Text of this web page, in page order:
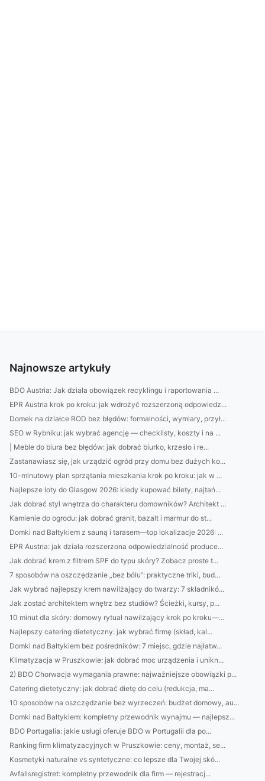
Najnowsze artykuły
BDO Austria: Jak działa obowiązek recyklingu i raportowania ...
EPR Austria krok po kroku: jak wdrożyć rozszerzoną odpowiedz...
Domek na działce ROD bez błędów: formalności, wymiary, przył...
SEO w Rybniku: jak wybrać agencję — checklisty, koszty i na ...
| Meble do biura bez błędów: jak dobrać biurko, krzesło i re...
Zastanawiasz się, jak urządzić ogród przy domu bez dużych ko...
10-minutowy plan sprzątania mieszkania krok po kroku: jak w ...
Najlepsze loty do Glasgow 2026: kiedy kupować bilety, najtań...
Jak dobrać styl wnętrza do charakteru domowników? Architekt ...
Kamienie do ogrodu: jak dobrać granit, bazalt i marmur do st...
Domki nad Bałtykiem z sauną i tarasem—top lokalizacje 2026: ...
EPR Austria: jak działa rozszerzona odpowiedzialność produce...
Jak dobrać krem z filtrem SPF do typu skóry? Zobacz proste t...
7 sposobów na oszczędzanie „bez bólu”: praktyczne triki, bud...
Jak wybrać najlepszy krem nawilżający do twarzy: 7 składnikó...
Jak zostać architektem wnętrz bez studiów? Ścieżki, kursy, p...
10 minut dla skóry: domowy rytuał nawilżający krok po kroku—...
Najlepszy catering dietetyczny: jak wybrać firmę (skład, kal...
Domki nad Bałtykiem bez pośredników: 7 miejsc, gdzie najłatw...
Klimatyzacja w Pruszkowie: jak dobrać moc urządzenia i unikn...
2) BDO Chorwacja wymagania prawne: najważniejsze obowiązki p...
Catering dietetyczny: jak dobrać dietę do celu (redukcja, ma...
10 sposobów na oszczędzanie bez wyrzeczeń: budżet domowy, au...
Domki nad Bałtykiem: kompletny przewodnik wynajmu — najlepsz...
BDO Portugalia: jakie usługi oferuje BDO w Portugalii dla po...
Ranking firm klimatyzacyjnych w Pruszkowie: ceny, montaż, se...
Kosmetyki naturalne vs syntetyczne: co lepsze dla Twojej skó...
Avfallsregistret: kompletny przewodnik dla firm — rejestracj...